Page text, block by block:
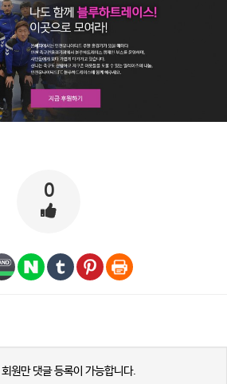
0
원만 댓글 등록이 가능합니다.